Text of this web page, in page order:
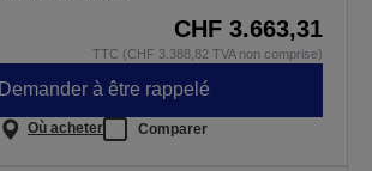
CHF 3.663,31
TTC (CHF 3.388,82 TVA non comprise)
Demander à être rappelé
Où acheter Comparer